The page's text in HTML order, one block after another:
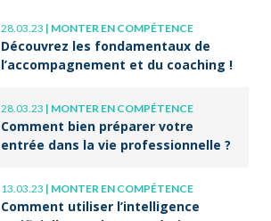
28.03.23 | MONTER EN COMPÉTENCE
Découvrez les fondamentaux de
l’accompagnement et du coaching !
28.03.23 | MONTER EN COMPÉTENCE
Comment bien préparer votre
entrée dans la vie professionnelle ?
13.03.23 | MONTER EN COMPÉTENCE
Comment utiliser l’intelligence